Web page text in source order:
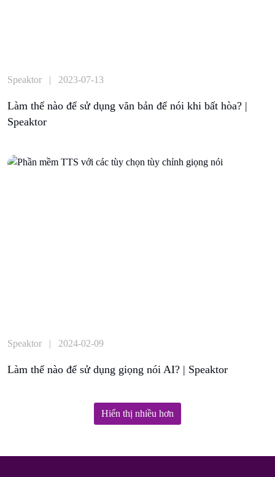
Speaktor | 2023-07-13
Làm thế nào để sử dụng văn bản để nói khi bất hòa? |
Speaktor
Speaktor | 2024-02-09
Làm thế nào để sử dụng giọng nói AI? | Speaktor
Hiển thị nhiều hơn